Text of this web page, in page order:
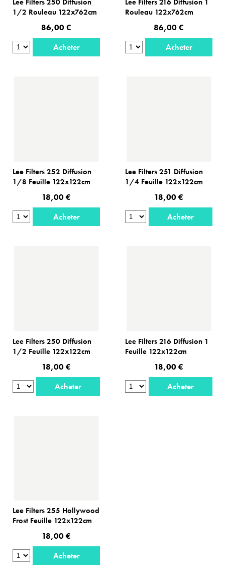
Lee Filters 250 Diffusion
1/2 Rouleau 122x762cm
86,00 €
Acheter
Lee Filters 216 Diffusion 1
Rouleau 122x762cm
86,00 €
Acheter
Lee Filters 252 Diffusion
1/8 Feuille 122x122cm
18,00 €
Acheter
Lee Filters 251 Diffusion
1/4 Feuille 122x122cm
18,00 €
Acheter
Lee Filters 250 Diffusion
1/2 Feuille 122x122cm
18,00 €
Acheter
Lee Filters 216 Diffusion 1
Feuille 122x122cm
18,00 €
Acheter
Lee Filters 255 Hollywood
Frost Feuille 122x122cm
18,00 €
Acheter